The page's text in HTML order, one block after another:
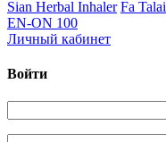
Sian Herbal Inhaler Fa
EN-ON 100
Личный кабинет
Войти